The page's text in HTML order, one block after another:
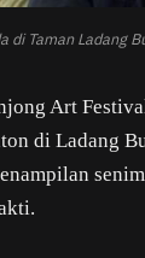
di Taman Ladang
Art
di Ladang